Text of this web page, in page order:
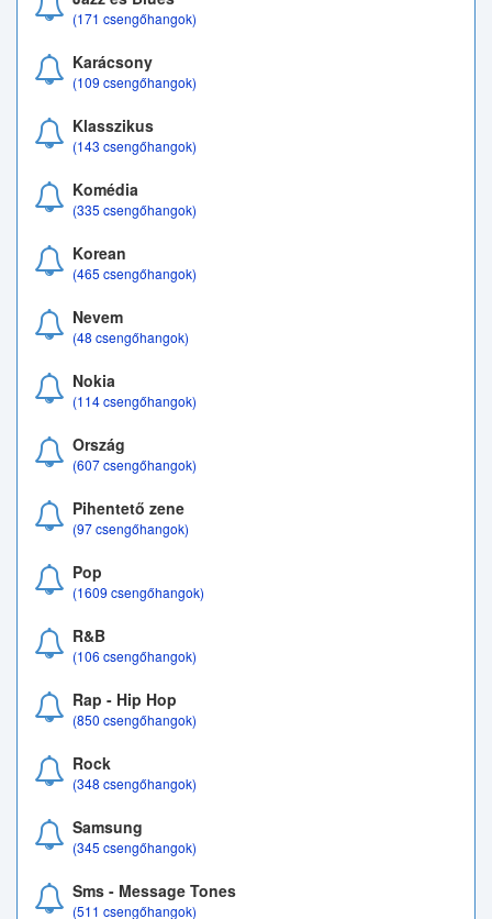
(171 csengőhangok)
Karácsony
(109 csengőhangok)
Klasszikus
(143 csengőhangok)
Komédia
(335 csengőhangok)
Korean
(465 csengőhangok)
Nevem
(48 csengőhangok)
Nokia
(114 csengőhangok)
Ország
(607 csengőhangok)
Pihentető zene
(97 csengőhangok)
Pop
(1609 csengőhangok)
R&B
(106 csengőhangok)
Rap - Hip Hop
(850 csengőhangok)
Rock
(348 csengőhangok)
Samsung
(345 csengőhangok)
Sms - Message Tones
(511 csengőhangok)